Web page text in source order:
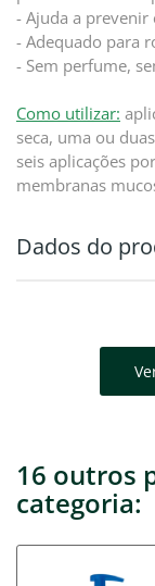
- Ajuda a prevenir
- Adequado para
- Sem perfume,
Como utilizar:
seca, uma ou
seis aplicações
membranas
Dados do
16 outros
categoria: